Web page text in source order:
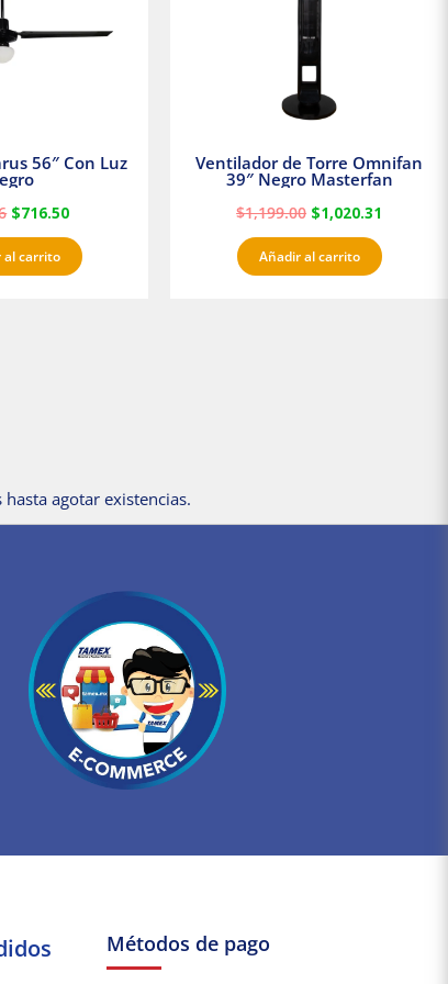
56″ Con Luz
$716.50
al carrito
Ventilador de Torre Omnifan
39″ Negro Masterfan
$1,199.00 $1,020.31
Añadir al carrito
agotar existencias.
Métodos de pago